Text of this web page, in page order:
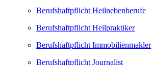
Berufshaftpflicht Heilnebenberufe
Berufshaftpflicht Heilpraktiker
Berufshaftpflicht Immobilienmakler
Berufshaftpflicht Journalist